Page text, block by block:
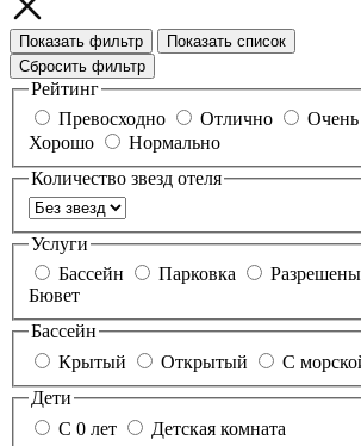
Показать фильтр
Показать список
Сбросить фильтр
Рейтинг
Превосходно
Отлично
Хорошо
Нормально
Количество звезд отеля
Услуги
Бассейн
Парковка
Бювет
Бассейн
Крытый
Открытый
С
Дети
С 0 лет
Детская комната